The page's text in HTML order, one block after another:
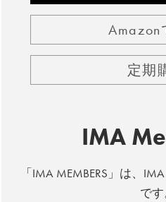
Amazon
定期
IMA
「IMA MEMBERS」は、
です